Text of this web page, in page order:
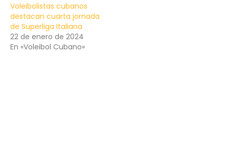
Voleibolistas cubanos
destacan cuarta jornada
de Superliga Italiana
22 de enero de 2024
En «Voleibol Cubano»